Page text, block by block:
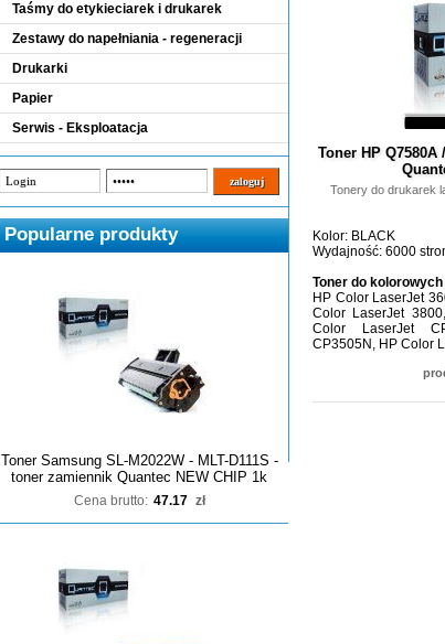
Taśmy do etykieciarek i drukarek
Zestawy do napełniania - regeneracji
Drukarki
Papier
Serwis - Eksploatacja
Popularne produkty
Toner Samsung SL-M2022W - MLT-D111S -
toner zamiennik Quantec NEW CHIP 1k
Cena brutto: 47.17 zł
Toner HP
Tonery do drukarek
Kolor: BLACK
Wydajność: 6000
Toner do
HP Color LaserJet
Color LaserJet
Color LaserJet
CP3505N, HP Color